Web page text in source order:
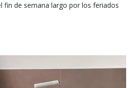
fin de semana largo por los feriados